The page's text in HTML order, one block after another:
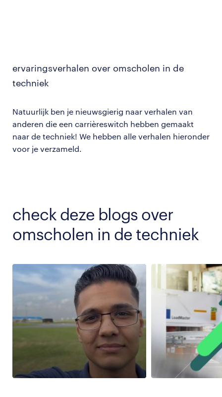
ervaringsverhalen over omscholen in de
techniek
Natuurlijk ben je nieuwsgierig naar verhalen van
anderen die een carrièreswitch hebben gemaakt
naar de techniek! We hebben alle verhalen hieronder
voor je verzameld.
check deze blogs over
omscholen in de techniek